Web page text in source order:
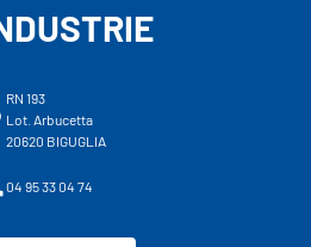
RN 193
Lot. Arbucetta
20620 BIGUGLIA
04 95 33 04 74